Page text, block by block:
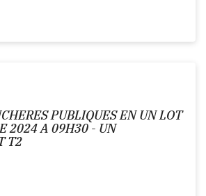
PUBLIQUES EN UN LOT
2024 A 09H30 - UN
T2